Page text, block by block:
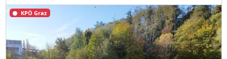
KPÖ Graz